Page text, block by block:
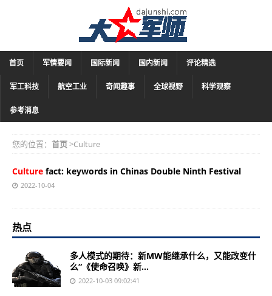
首页 军情要闻 国际新闻 国内新闻 评论精选
军工科技 航空工业 奇闻趣事 全球视野 科学观察
参考消息
您的位置： 首页>Culture
Culture fact: keywords in Chinas Double Ninth Festival
2022-10-04
热点
多人模式的期待：新MW能继承什么，又能改变什
么“《使命召唤》新...
2022-10-03 09:02:41